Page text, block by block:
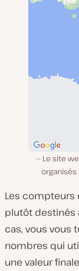
Le site
Les compteurs
plutôt destinés
cas, vous vous
nombres qui
une valeur